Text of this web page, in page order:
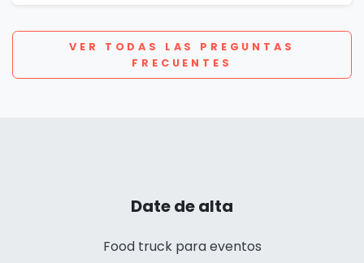
VER TODAS LAS PREGUNTAS
FRECUENTES
Date de alta
Food truck para eventos